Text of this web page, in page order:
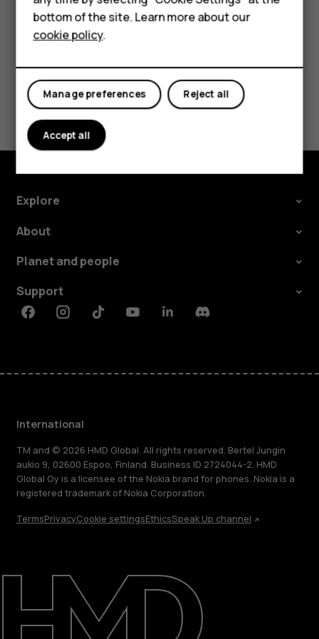
For business
Tablets
Repair, reuse, recycle
Sustainability
Support
Did you find this helpful?
Yes No
Explore
About
Planet and people
Support
FacebookInstagramTiktokYoutubeLinkedinDiscord
International
TM and © 2026 HMD Global. All rights reserved. Bertel Jungin
aukio 9, 02600 Espoo, Finland. Business ID 2724044-2. HMD
Global Oy is a licensee of the Nokia brand for phones. Nokia is a
registered trademark of Nokia Corporation.
TermsPrivacyCookie settingsEthicsSpeak Up channel
bottom of the site. Learn more about our
cookie policy.
Reject all
Manage preferences
Accept all